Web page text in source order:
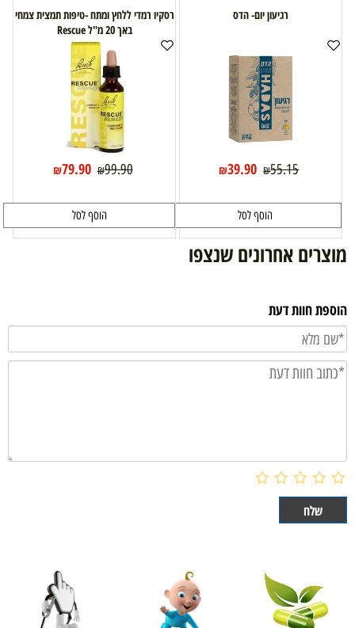
רגיעון יום- הדס
₪55.15
₪39.90
הוסף לסל
רסקיו רמדי ללחץ ומתח -טיפות תמצית צמחי
באך 20 מ"ל Rescue
₪99.90
₪79.90
הוסף לסל
מוצרים אחרונים שנצפו
הוספת חוות דעת